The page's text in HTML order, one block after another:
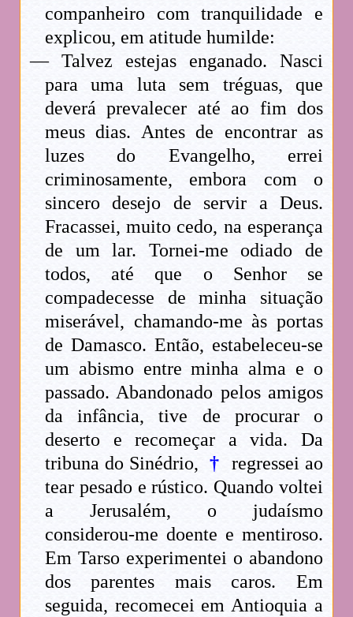
companheiro com tranquilidade e
explicou, em atitude humilde:
— Talvez estejas enganado. Nasci
para uma luta sem tréguas, que
deverá prevalecer até ao fim dos
meus dias. Antes de encontrar as
luzes do Evangelho, errei
criminosamente, embora com o
sincero desejo de servir a Deus.
Fracassei, muito cedo, na esperança
de um lar. Tornei-me odiado de
todos, até que o Senhor se
compadecesse de minha situação
miserável, chamando-me às portas
de Damasco. Então, estabeleceu-se
um abismo entre minha alma e o
passado. Abandonado pelos amigos
da infância, tive de procurar o
deserto e recomeçar a vida. Da
tribuna do Sinédrio, †
regressei ao
tear pesado e rústico. Quando voltei
a Jerusalém, o judaísmo
considerou-me doente e mentiroso.
Em Tarso experimentei o abandono
dos parentes mais caros. Em
seguida, recomecei em Antioquia a